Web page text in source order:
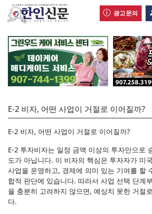
광고문의
E-2 비자, 어떤 사업이 거절로 이어질까?
E-2 비자, 어떤 사업이 거절로 이어질까?
E-2 투자비자는 일정 금액 이상의 투자만으로
도가 아닙니다. 이 비자의 핵심은 투자자가 미
사업을 운영하고, 경제에 의미 있는 기여를 할
합적 판단에 있습니다. 따라서 사업 선택 단계
을 충분히 고려하지 않으면, 예상치 못한 거절
다.